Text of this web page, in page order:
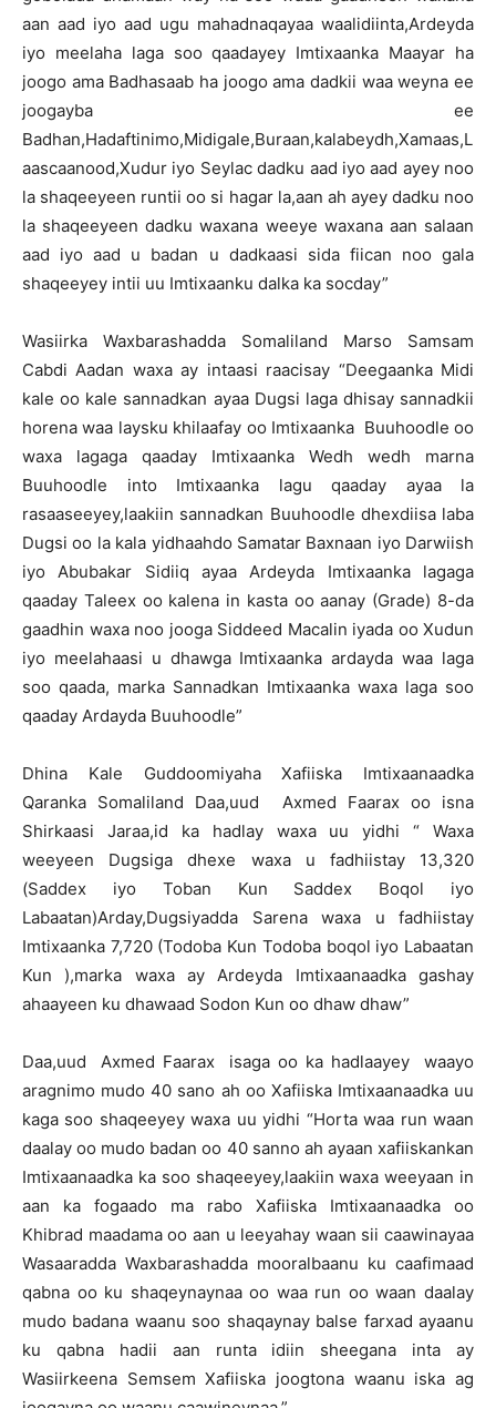
aan aad iyo aad ugu mahadnaqayaa waalidiinta,Ardeyda
iyo meelaha laga soo qaadayey Imtixaanka Maayar ha
joogo ama Badhasaab ha joogo ama dadkii waa weyna ee
joogayba ee
Badhan,Hadaftinimo,Midigale,Buraan,kalabeydh,Xamaas,L
aascaanood,Xudur iyo Seylac dadku aad iyo aad ayey noo
la shaqeeyeen runtii oo si hagar la,aan ah ayey dadku noo
la shaqeeyeen dadku waxana weeye waxana aan salaan
aad iyo aad u badan u dadkaasi sida fiican noo gala
shaqeeyey intii uu Imtixaanku dalka ka socday”
Wasiirka Waxbarashadda Somaliland Marso Samsam
Cabdi Aadan waxa ay intaasi raacisay “Deegaanka Midi
kale oo kale sannadkan ayaa Dugsi laga dhisay sannadkii
horena waa laysku khilaafay oo Imtixaanka Buuhoodle oo
waxa lagaga qaaday Imtixaanka Wedh wedh marna
Buuhoodle into Imtixaanka lagu qaaday ayaa la
rasaaseeyey,laakiin sannadkan Buuhoodle dhexdiisa laba
Dugsi oo la kala yidhaahdo Samatar Baxnaan iyo Darwiish
iyo Abubakar Sidiiq ayaa Ardeyda Imtixaanka lagaga
qaaday Taleex oo kalena in kasta oo aanay (Grade) 8-da
gaadhin waxa noo jooga Siddeed Macalin iyada oo Xudun
iyo meelahaasi u dhawga Imtixaanka ardayda waa laga
soo qaada, marka Sannadkan Imtixaanka waxa laga soo
qaaday Ardayda Buuhoodle”
Dhina Kale Guddoomiyaha Xafiiska Imtixaanaadka
Qaranka Somaliland Daa,uud Axmed Faarax oo isna
Shirkaasi Jaraa,id ka hadlay waxa uu yidhi “ Waxa
weeyeen Dugsiga dhexe waxa u fadhiistay 13,320
(Saddex iyo Toban Kun Saddex Boqol iyo
Labaatan)Arday,Dugsiyadda Sarena waxa u fadhiistay
Imtixaanka 7,720 (Todoba Kun Todoba boqol iyo Labaatan
Kun ),marka waxa ay Ardeyda Imtixaanaadka gashay
ahaayeen ku dhawaad Sodon Kun oo dhaw dhaw”
Daa,uud Axmed Faarax isaga oo ka hadlaayey waayo
aragnimo mudo 40 sano ah oo Xafiiska Imtixaanaadka uu
kaga soo shaqeeyey waxa uu yidhi “Horta waa run waan
daalay oo mudo badan oo 40 sanno ah ayaan xafiiskankan
Imtixaanaadka ka soo shaqeeyey,laakiin waxa weeyaan in
aan ka fogaado ma rabo Xafiiska Imtixaanaadka oo
Khibrad maadama oo aan u leeyahay waan sii caawinayaa
Wasaaradda Waxbarashadda mooralbaanu ku caafimaad
qabna oo ku shaqeynaynaa oo waa run oo waan daalay
mudo badana waanu soo shaqaynay balse farxad ayaanu
ku qabna hadii aan runta idiin sheegana inta ay
Wasiirkeena Semsem Xafiiska joogtona waanu iska ag